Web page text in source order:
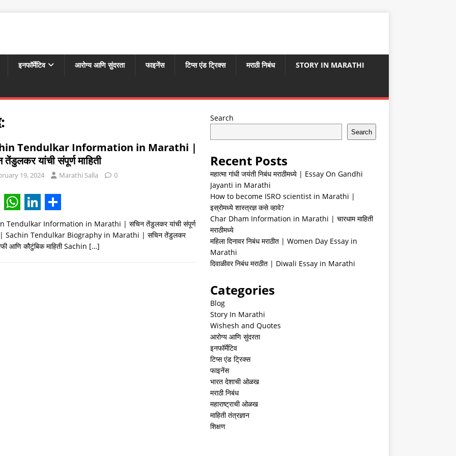
इनफॉर्मेटिव आरोग्य आणि सुंदरता फाइनेंस टिप्स एंड ट्रिक्स मराठी निबंध STORY IN MARATHI
Tendulkar Information in Marathi |
तेंडुलकर यांची संपूर्ण माहिती
19, 2024 Marathi Salla 0
W
h
a
L
i
n
S
h
a
Tendulkar Information in Marathi | सचिन तेंडुलकर यांची संपूर्ण
| Sachin Tendulkar Biography in Marathi | सचिन तेंडुलकर
आणि कौटुंबिक माहिती Sachin […]
Search
Search
Recent Posts
महात्मा गांधी जयंती निबंध मराठीमध्ये | Essay On Gandhi
Jayanti in Marathi
How to become ISRO scientist in Marathi |
इस्रोमध्ये शास्त्रज्ञ कसे व्हावे?
Char Dham Information in Marathi | चारधाम माहिती
मराठीमध्ये
महिला दिनावर निबंध मराठीत | Women Day Essay in
Marathi
दिवाळीवर निबंध मराठीत | Diwali Essay in Marathi
Categories
Blog
Story In Marathi
Wishesh and Quotes
आरोग्य आणि सुंदरता
इनफॉर्मेटिव
टिप्स एंड ट्रिक्स
फाइनेंस
भारत देशाची ओळख
मराठी निबंध
महाराष्ट्राची ओळख
माहिती तंत्रज्ञान
शिक्षण